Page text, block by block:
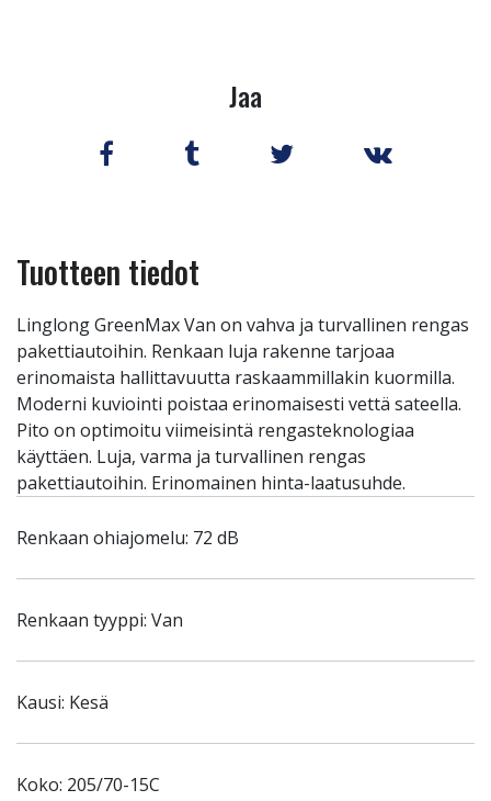
Jaa
Tuotteen tiedot
Linglong GreenMax Van on vahva ja turvallinen rengas
pakettiautoihin. Renkaan luja rakenne tarjoaa
erinomaista hallittavuutta raskaammillakin kuormilla.
Moderni kuviointi poistaa erinomaisesti vettä sateella.
Pito on optimoitu viimeisintä rengasteknologiaa
käyttäen. Luja, varma ja turvallinen rengas
pakettiautoihin. Erinomainen hinta-laatusuhde.
Renkaan ohiajomelu: 72 dB
Renkaan tyyppi: Van
Kausi: Kesä
Koko: 205/70-15C